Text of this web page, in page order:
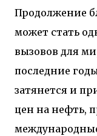
Продолжение
может стать
вызовов для
последние
затянется и
цен на нефть,